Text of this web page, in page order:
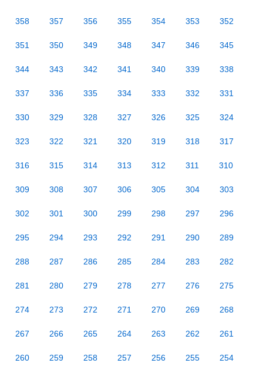
358 357 356 355 354 353 352
351 350 349 348 347 346 345
344 343 342 341 340 339 338
337 336 335 334 333 332 331
330 329 328 327 326 325 324
323 322 321 320 319 318 317
316 315 314 313 312 311 310
309 308 307 306 305 304 303
302 301 300 299 298 297 296
295 294 293 292 291 290 289
288 287 286 285 284 283 282
281 280 279 278 277 276 275
274 273 272 271 270 269 268
267 266 265 264 263 262 261
260 259 258 257 256 255 254